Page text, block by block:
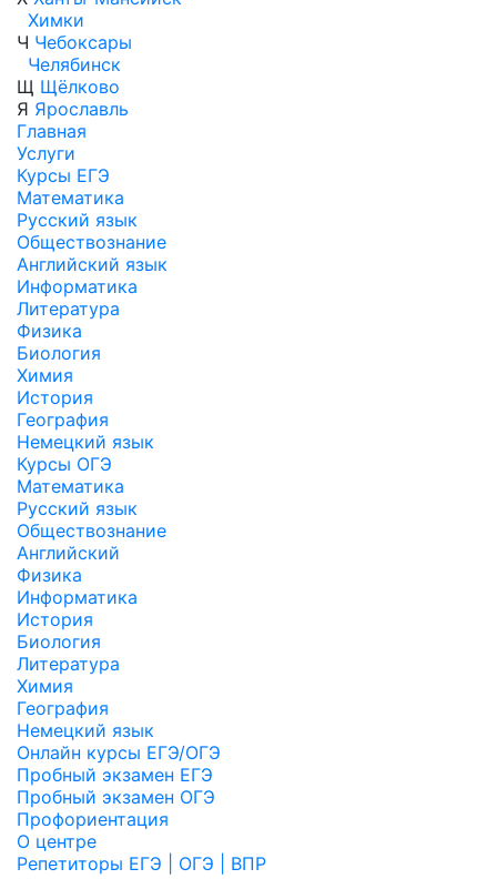
Химки
Ч Чебоксары
Челябинск
Щ Щёлково
Я Ярославль
Главная
Услуги
Курсы ЕГЭ
Математика
Русский язык
Обществознание
Английский язык
Информатика
Литература
Физика
Биология
Химия
История
География
Немецкий язык
Курсы ОГЭ
Математика
Русский язык
Обществознание
Английский
Физика
Информатика
История
Биология
Литература
Химия
География
Немецкий язык
Онлайн курсы ЕГЭ/ОГЭ
Пробный экзамен ЕГЭ
Пробный экзамен ОГЭ
Профориентация
О центре
Репетиторы ЕГЭ | ОГЭ | ВПР